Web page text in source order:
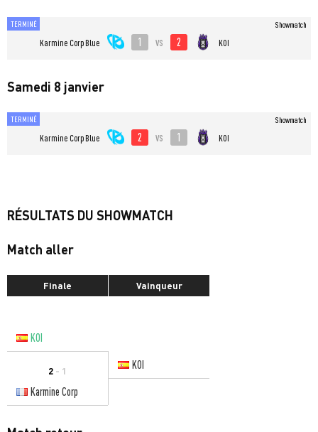
TERMINÉ
Karmine Corp Blue 1 vs 2 KOI
Showmatch
Samedi 8 janvier
TERMINÉ
Karmine Corp Blue 2 vs 1 KOI
Showmatch
RÉSULTATS DU SHOWMATCH
Match aller
Finale Vainqueur
KOI
2 - 1
KOI
Karmine Corp